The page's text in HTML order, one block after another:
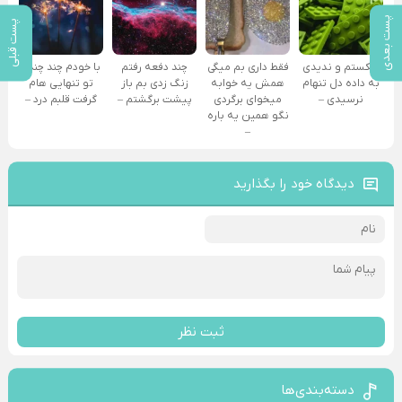
پست بعدی پست قبلی
شکستم و ندیدی
به داده دل تنهام
نرسیدی –
فقط داری بم میگی
همش یه خوابه
میخوای برگردی
نگو همین یه باره
–
چند دفعه رفتم
زنگ زدی بم باز
پیشت برگشتم –
با خودم چند چندم
تو تنهایی هام
گرفت قلبم درد –
دیدگاه خود را بگذارید
ثبت نظر
دسته‌بندی‌ها